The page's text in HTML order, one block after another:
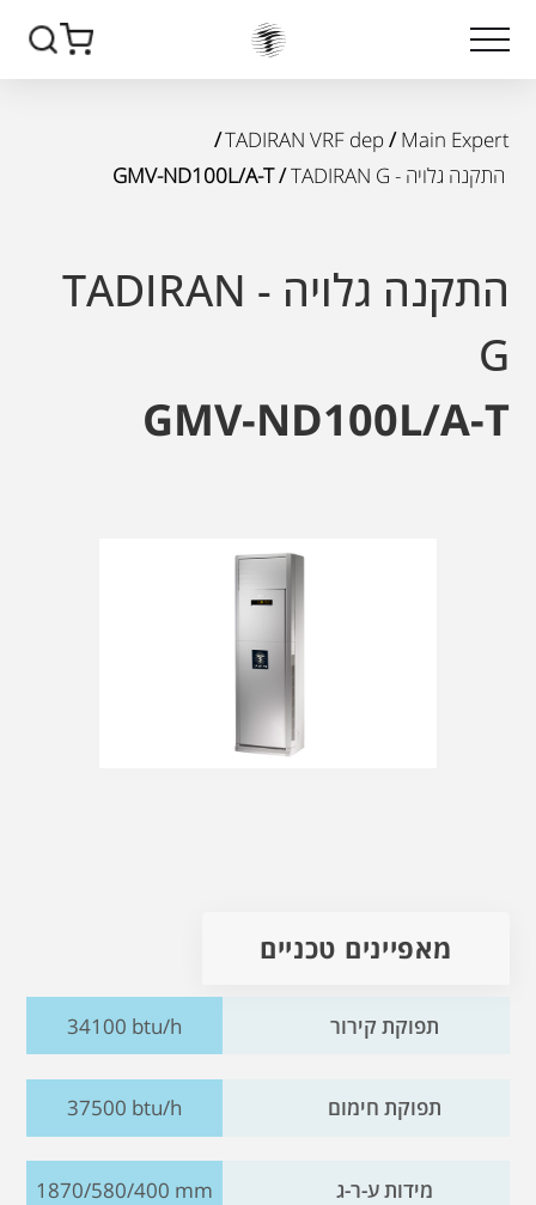
Main Expert
/
TADIRAN VRF dep
/
התקנה גלויה - TADIRAN G
/ GMV-ND100L/A-T
התקנה גלויה - TADIRAN
G
GMV-ND100L/A-T
מאפיינים טכניים
תפוקת קירור 34100 btu/h
תפוקת חימום 37500 btu/h
מידות ע-ר-ג 1870/580/400 mm